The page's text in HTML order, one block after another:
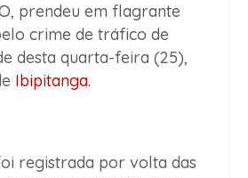
prendeu em flagrante
crime de tráfico de
desta quarta-feira (25),
Ibipitanga.
registrada por volta das